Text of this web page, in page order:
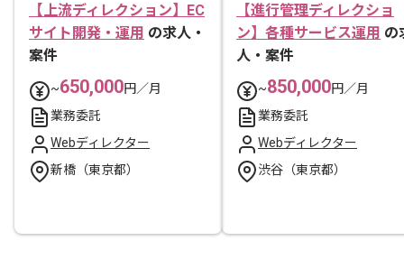
【上流ディレクション】EC
サイト開発・運用 の求人・
案件
~650,000円／月
業務委託
Webディレクター
新橋（東京都）
【進行管理ディレクショ
ン】各種サービス運用 の
人・案件
~850,000円／月
業務委託
Webディレクター
渋谷（東京都）